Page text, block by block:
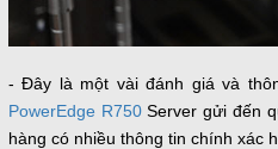
- Đây là một vài đánh giá và
PowerEdge R750Server gửi đến
hàng có nhiều thông tin chính xác